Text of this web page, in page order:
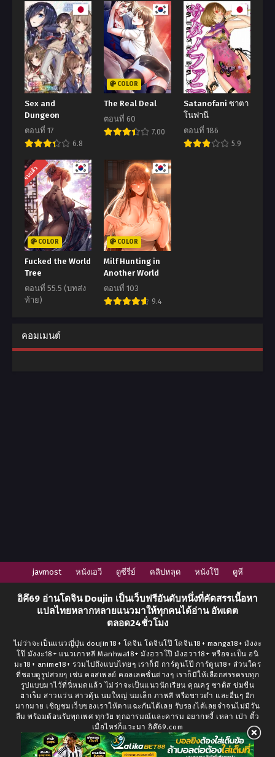
Sex and
Dungeon
ตอนที่ 17
6.8
COLOR
The Real Deal
ตอนที่ 60
7.00
Satanofani ซาตา
โนฟานี
ตอนที่ 186
5.9
จบแล้ว
COLOR
Fucked the World
Tree
ตอนที่ 55.5 (บทส่ง
ท้าย)
COLOR
Milf Hunting in
Another World
ตอนที่ 103
9.4
คอมเมนต์
javmost หนังเอวี ดูซีรี่ย์ คลิปหลุด หนังโป๊ ดูหี
อิคึ69 อ่านโดจิน Doujin เป็นเว็บฟรีอันดับหนึ่งที่คัดสรรเนื้อหา
แปลไทยหลากหลายแนวมาให้ทุกคนได้อ่าน อัพเดต
ตลอด24ชั่วโมง
ไม่ว่าจะเป็นแนวญี่ปุ่น doujin18+ โดจิน โดจินโป๊ โดจิน18+ manga18+ มังงะ
โป๊ มังงะ18+ แนวเกาหลี Manhwa18+ มังฮวาโป๊ มังฮวา18+ หรือจะเป็น อนิ
มะ18+ anime18+ รวมไปถึงแบบไทยๆ เราก็มี การ์ตูนโป๊ การ์ตูน18+ ส่วนใคร
ที่ชอบดูรูปสวยๆ เช่น คอสเพลย์ คอลเลคชั่นต่างๆ เราก็มีให้เลือกสรรครบทุก
รูปแบบมาไว้ที่นี่หมดแล้ว ไม่ว่าจะเป็นแนวนักเรียน คุณครู ซาดิส ข่มขืน
ฮาเร็ม สาวแว่น สาวดุ้น นมใหญ่ นมเล็ก ภาพสี หรือขาวดำ และอื่นๆ อีก
มากมาย เชิญชมเว็บของเราให้ตาแฉะกันได้เลย รับรองได้เลยจำจนไม่มีวัน
ลืม พร้อมต้อนรับทุกเพศ ทุกวัย ทุกอารมณ์และคารม อยากหงี้ เหลา เป่า ติ้ว
เมื่อไหร่ก็แวะมา อิคึ69.com
อ่านการ์ตูนฟรี